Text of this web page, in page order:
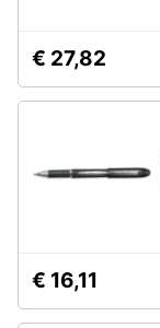
€ 27,82
€ 16,11